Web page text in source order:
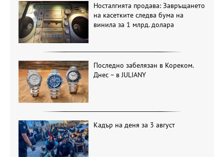
Носталгията продава: Завръщането
на касетките следва бума на
винила за 1 млрд. долара
Последно забелязан в Кореком.
Днес – в JULIANY
Кадър на деня за 3 август